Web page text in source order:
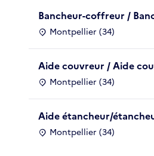
Bancheur-coffreur /
Montpellier (34)
Aide couvreur / Aide
Montpellier (34)
Aide étancheur/
Montpellier (34)